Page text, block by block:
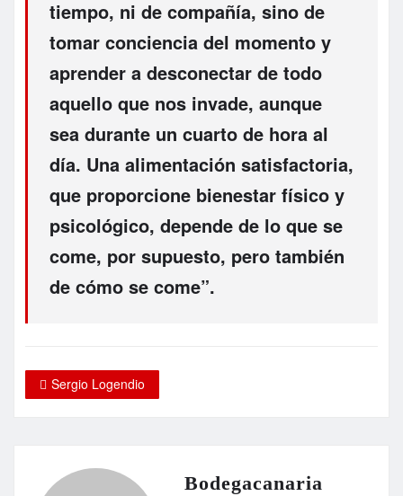
tiempo, ni de compañía, sino de
tomar conciencia del momento y
aprender a desconectar de todo
aquello que nos invade, aunque
sea durante un cuarto de hora al
día. Una alimentación satisfactoria,
que proporcione bienestar físico y
psicológico, depende de lo que se
come, por supuesto, pero también
de cómo se come”.
Sergio Logendio
Bodegacanaria